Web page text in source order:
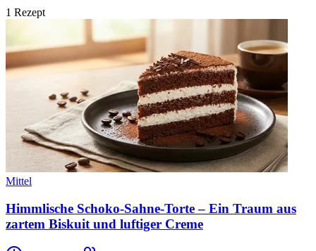
1 Rezept
Mittel
Himmlische Schoko-Sahne-Torte – Ein Traum aus
zartem Biskuit und luftiger Creme